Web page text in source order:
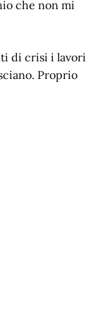
che non mi
di crisi i lavori
Proprio